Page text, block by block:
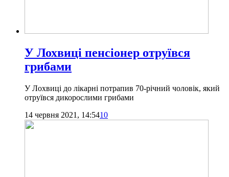
У Лохвиці пенсіонер отруївся
грибами
У Лохвиці до лікарні потрапив 70-річний чоловік, який
отруївся дикорослими грибами
14 червня 2021, 14:5410